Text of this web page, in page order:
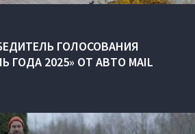
ГОЛОСОВАНИЯ
ГОДА 2025» ОТ АВТО MAIL